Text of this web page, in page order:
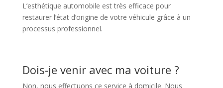
L’esthétique automobile est très efficace pour
restaurer l’état d’origine de votre véhicule grâce à un
processus professionnel.
Dois-je venir avec ma voiture ?
Non, nous effectuons ce service à domicile. Nous